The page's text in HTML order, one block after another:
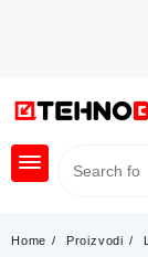
Home Proizvodi